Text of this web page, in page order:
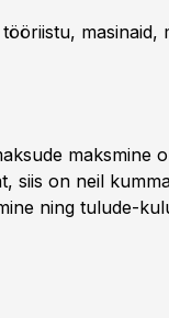
masinaid,
maksmine
siis on neil
ning tulude-